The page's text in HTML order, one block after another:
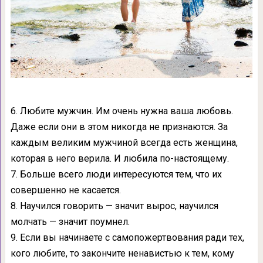
6. Любите мужчин. Им очень нужна ваша любовь.
Даже если они в этом никогда не признаются. За
каждым великим мужчиной всегда есть женщина,
которая в него верила. И любила по-настоящему.
7. Больше всего люди интересуются тем, что их
совершенно не касается.
8. Научился говорить — значит вырос, научился
молчать — значит поумнел.
9. Если вы начинаете с самопожертвования ради тех,
кого любите, то закончите ненавистью к тем, кому